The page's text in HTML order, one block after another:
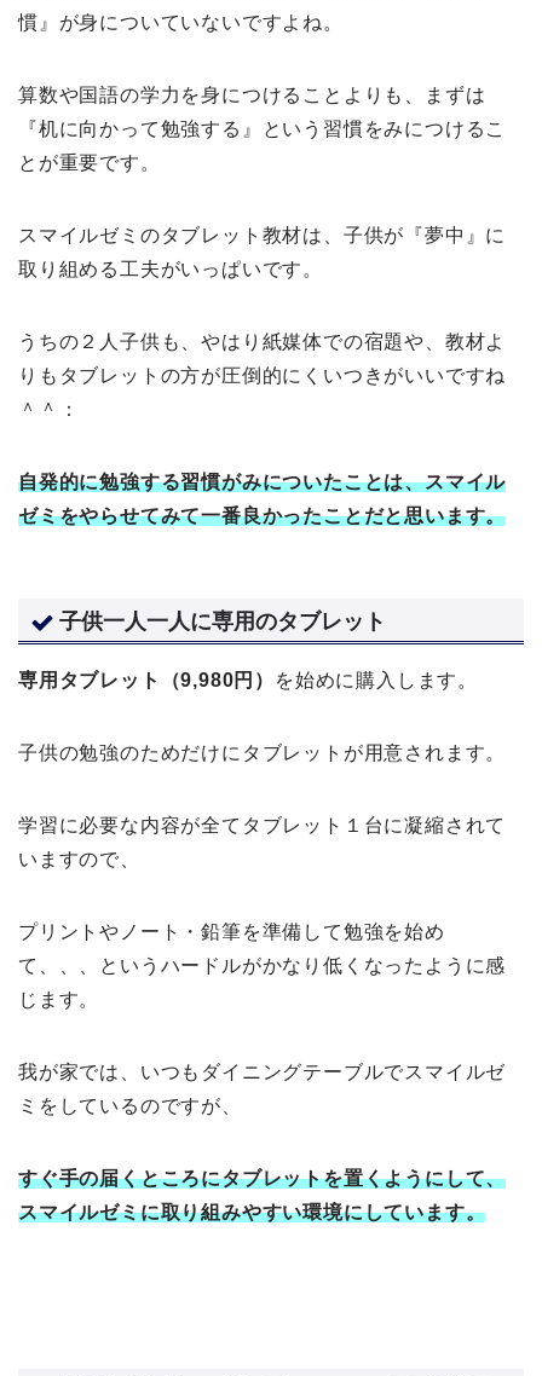
慣』が身についていないですよね。
算数や国語の学力を身につけることよりも、まずは
『机に向かって勉強する』という習慣をみにつけるこ
とが重要です。
スマイルゼミのタブレット教材は、子供が『夢中』に
取り組める工夫がいっぱいです。
うちの２人子供も、やはり紙媒体での宿題や、教材よ
りもタブレットの方が圧倒的にくいつきがいいですね
＾＾：
自発的に勉強する習慣がみについたことは、スマイル
ゼミをやらせてみて一番良かったことだと思います。
子供一人一人に専用のタブレット
専用タブレット（9,980円） を始めに購入します。
子供の勉強のためだけにタブレットが用意されます。
学習に必要な内容が全てタブレット１台に凝縮されて
いますので、
プリントやノート・鉛筆を準備して勉強を始め
て、、、というハードルがかなり低くなったように感
じます。
我が家では、いつもダイニングテーブルでスマイルゼ
ミをしているのですが、
すぐ手の届くところにタブレットを置くようにして、
スマイルゼミに取り組みやすい環境にしています。